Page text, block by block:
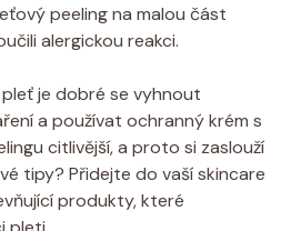
⁤peeling na malou část
alergickou reakci.
je dobré se​ vyhnout
a používat ochranný ⁢krém s
​citlivější, a‍ proto si​ zaslouží
tipy? Přidejte do vaší ​skincare
produkty, které